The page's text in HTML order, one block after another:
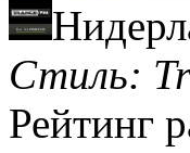
Стиль:
Рейтинг